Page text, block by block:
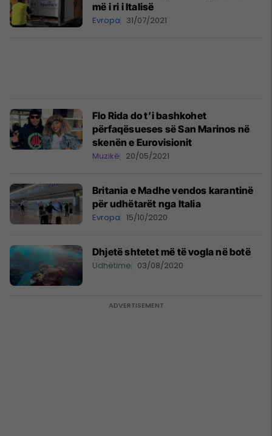
më i ri i Italisë
Evropa 31/07/2021
Flo Rida do t’i bashkohet
përfaqësueses së San Marinos në
skenën e Eurovisionit
Muzikë 20/05/2021
Britania e Madhe vendos karantinë
për udhëtarët nga Italia
Evropa 15/10/2020
Dhjetë shtetet më të vogla në botë
Udhëtime 03/08/2020